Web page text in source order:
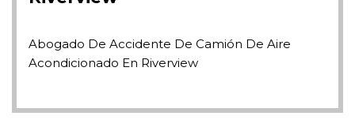
Abogado De Accidente De Camión De Aire
Acondicionado En Riverview